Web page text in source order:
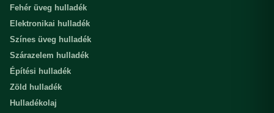
Fehér üveg hulladék
Elektronikai hulladék
Színes üveg hulladék
Szárazelem hulladék
Építési hulladék
Zöld hulladék
Hulladékolaj